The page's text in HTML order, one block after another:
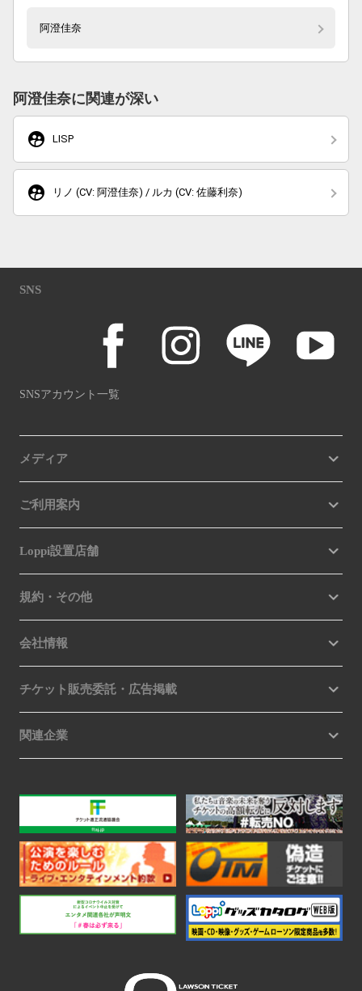
阿澄佳奈
阿澄佳奈に関連が深い
supervised_user_circle LISP
supervised_user_circle リノ (CV: 阿澄佳奈) / ルカ (CV: 佐藤利奈)
SNS
SNSアカウント一覧
メディア
ご利用案内
Loppi設置店舗
規約・その他
会社情報
チケット販売委託・広告掲載
関連企業